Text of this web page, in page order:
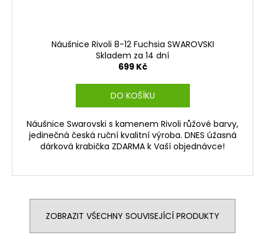
Náušnice Rivoli 8-12 Fuchsia SWAROVSKI
Skladem za 14 dní
699 Kč
DO KOŠÍKU
Náušnice Swarovski s kamenem Rivoli růžové barvy,
jedinečná česká ruční kvalitní výroba. DNES úžasná
dárková krabička ZDARMA k Vaší objednávce!
ZOBRAZIT VŠECHNY SOUVISEJÍCÍ PRODUKTY